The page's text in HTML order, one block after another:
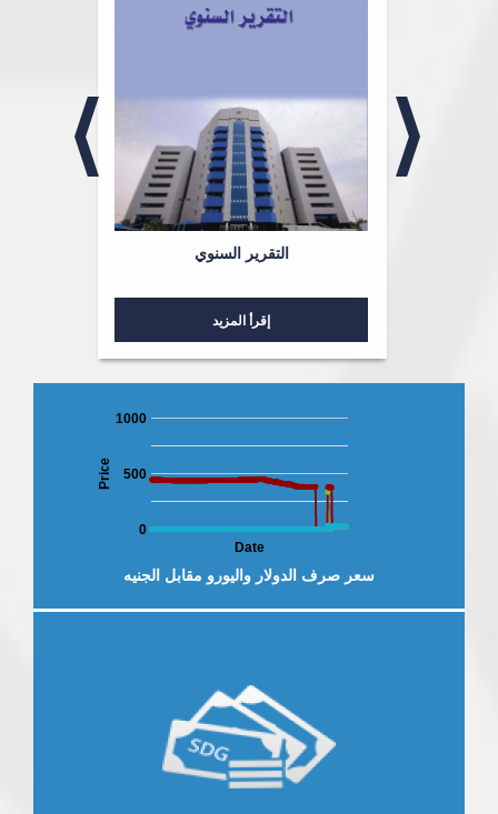
التقرير السنوي
إقرأ المزيد
العرض الاقتصادي والمالي
0
500
1000
Date
Price
سعر صرف الدولار واليورو مقابل الجنيه